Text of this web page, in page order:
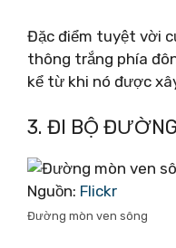
Đặc điểm tuyệt vời
thông trắng phía
kể từ khi nó được
3. ĐI BỘ
Nguồn: Flickr
Đường mòn ven sông